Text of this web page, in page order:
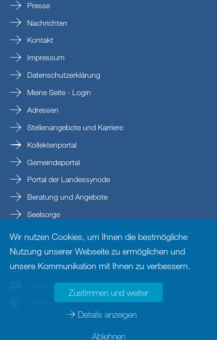
Presse
Nachrichten
Kontakt
Impressum
Datenschutzerklärung
Meine Seite - Login
Adressen
Stellenangebote und Karriere
Kollektenportal
Gemeindeportal
Portal der Landessynode
Beratung und Angebote
Seelsorge
Prävention und Beratung bei sexualisierter Gewalt
Nordkirche
nordkirche
Nordkirche
Nordkirche
Wir nutzen Cookies, um Ihnen die bestmögliche
Nutzung unserer Webseite zu ermöglichen und
unsere Kommunikation mit Ihnen zu verbessern.
Zustimmen und weiter
Details anzeigen
Ablehnen